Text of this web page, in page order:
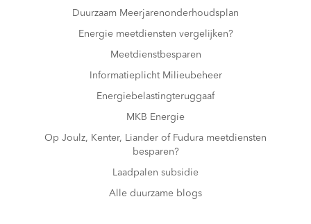
Duurzaam Meerjarenonderhoudsplan
Energie meetdiensten vergelijken?
Meetdienstbesparen
Informatieplicht Milieubeheer
Energiebelastingteruggaaf
MKB Energie
Op Joulz, Kenter, Liander of Fudura meetdiensten
besparen?
Laadpalen subsidie
Alle duurzame blogs